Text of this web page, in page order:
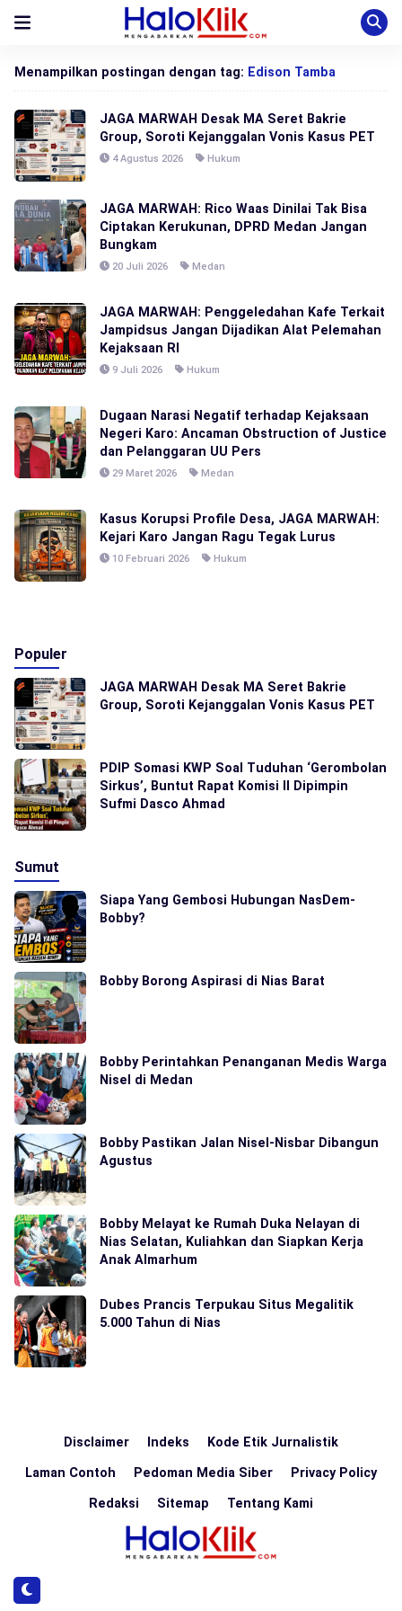
Menampilkan postingan dengan tag: Edison Tamba
JAGA MARWAH Desak MA Seret Bakrie
Group, Soroti Kejanggalan Vonis Kasus PET
4 Agustus 2026 Hukum
JAGA MARWAH: Rico Waas Dinilai Tak Bisa
Ciptakan Kerukunan, DPRD Medan Jangan
Bungkam
20 Juli 2026 Medan
JAGA MARWAH: Penggeledahan Kafe Terkait
Jampidsus Jangan Dijadikan Alat Pelemahan
Kejaksaan RI
9 Juli 2026 Hukum
Dugaan Narasi Negatif terhadap Kejaksaan
Negeri Karo: Ancaman Obstruction of Justice
dan Pelanggaran UU Pers
29 Maret 2026 Medan
Kasus Korupsi Profile Desa, JAGA MARWAH:
Kejari Karo Jangan Ragu Tegak Lurus
10 Februari 2026 Hukum
Populer
JAGA MARWAH Desak MA Seret Bakrie
Group, Soroti Kejanggalan Vonis Kasus PET
PDIP Somasi KWP Soal Tuduhan ‘Gerombolan
Sirkus’, Buntut Rapat Komisi II Dipimpin
Sufmi Dasco Ahmad
Sumut
Siapa Yang Gembosi Hubungan NasDem-
Bobby?
Bobby Borong Aspirasi di Nias Barat
Bobby Perintahkan Penanganan Medis Warga
Nisel di Medan
Bobby Pastikan Jalan Nisel-Nisbar Dibangun
Agustus
Bobby Melayat ke Rumah Duka Nelayan di
Nias Selatan, Kuliahkan dan Siapkan Kerja
Anak Almarhum
Dubes Prancis Terpukau Situs Megalitik
5.000 Tahun di Nias
Disclaimer Indeks Kode Etik Jurnalistik
Laman Contoh Pedoman Media Siber Privacy Policy
Redaksi Sitemap Tentang Kami